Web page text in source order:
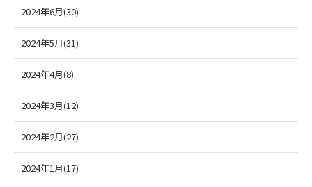
2024年6月(30)
2024年5月(31)
2024年4月(8)
2024年3月(12)
2024年2月(27)
2024年1月(17)